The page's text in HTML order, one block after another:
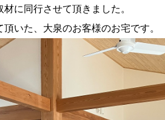
に同行させて頂きました。
いた、大泉のお客様のお宅です。